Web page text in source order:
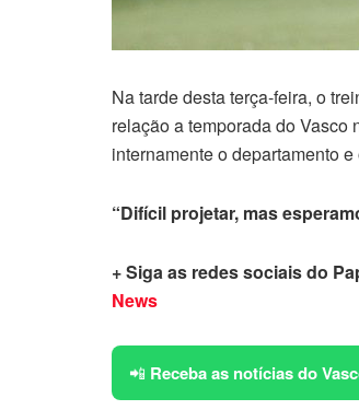
Na tarde desta terça-feira, o
relação a temporada do Vasco
internamente o departamento
“Difícil projetar, mas
+ Siga as redes sociais do
News
📲 Receba as notícias do